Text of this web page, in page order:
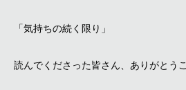
「気持ちの続く限り」
読んでくださった皆さん、ありがとう